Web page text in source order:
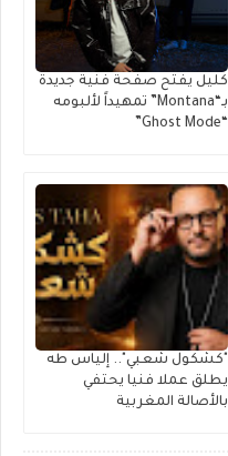
كليل يفتح صفحة فنية جديدة
بـ“Montana” تمهيداً لألبومه
“Ghost Mode”
"كشكول شعبي".. إلياس طه
يطلق عملا فنيا يحتفي
بالأصالة المغربية